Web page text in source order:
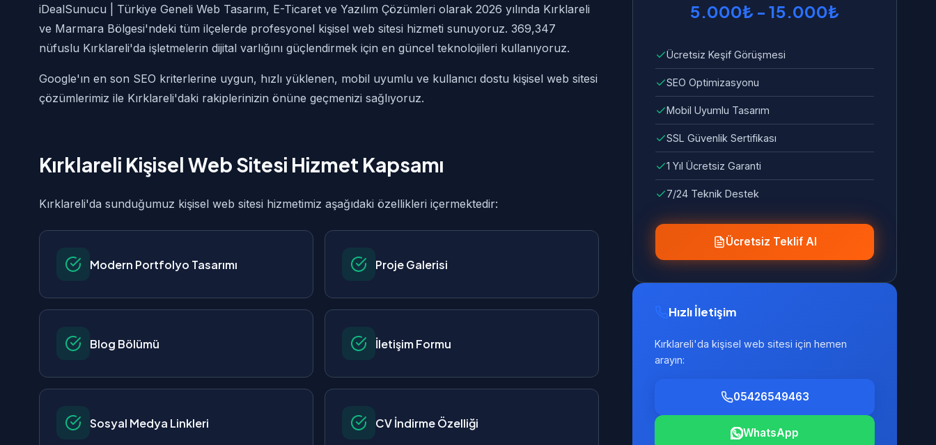
iDealSunucu | Türkiye Geneli Web Tasarım, E-Ticaret ve Yazılım Çözümleri olarak 2026 yılında Kırklareli
ve Marmara Bölgesi'ndeki tüm ilçelerde profesyonel kişisel web sitesi hizmeti sunuyoruz. 369,347
nüfuslu Kırklareli'da işletmelerin dijital varlığını güçlendirmek için en güncel teknolojileri kullanıyoruz.
Google'ın en son SEO kriterlerine uygun, hızlı yüklenen, mobil uyumlu ve kullanıcı dostu kişisel web sitesi
çözümlerimiz ile Kırklareli'daki rakiplerinizin önüne geçmenizi sağlıyoruz.
Kırklareli Kişisel Web Sitesi Hizmet Kapsamı
Kırklareli'da sunduğumuz kişisel web sitesi hizmetimiz aşağıdaki özellikleri içermektedir:
Modern Portfolyo Tasarımı Proje Galerisi
Blog Bölümü İletişim Formu
Sosyal Medya Linkleri CV İndirme Özelliği
5.000₺ - 15.000₺
Ücretsiz Keşif Görüşmesi
SEO Optimizasyonu
Mobil Uyumlu Tasarım
SSL Güvenlik Sertifikası
1 Yıl Ücretsiz Garanti
7/24 Teknik Destek
Ücretsiz Teklif Al
Hızlı İletişim
Kırklareli'da kişisel web sitesi için hemen
arayın:
05426549463
WhatsApp